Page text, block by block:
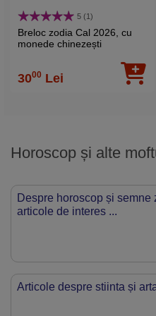
5 (1)
Breloc zodia Cal 2026, cu
monede chinezești
3000 Lei
Horoscop și alte
Despre horoscop și semne
articole de interes ...
Articole despre stiinta și